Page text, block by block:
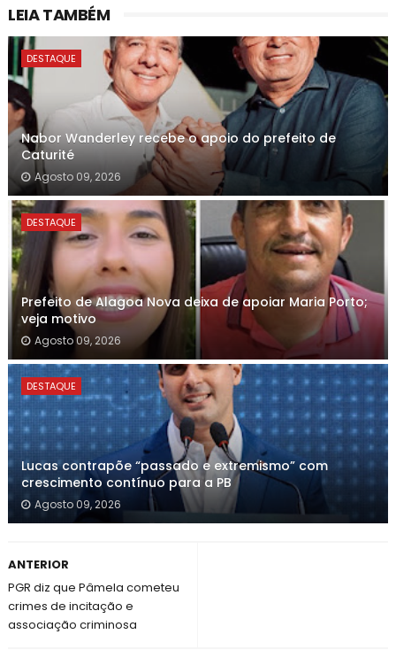
LEIA TAMBÉM
DESTAQUE
Nabor Wanderley recebe o apoio do prefeito de
Caturité
Agosto 09, 2026
DESTAQUE
Prefeito de Alagoa Nova deixa de apoiar Maria Porto;
veja motivo
Agosto 09, 2026
DESTAQUE
Lucas contrapõe “passado e extremismo” com
crescimento contínuo para a PB
Agosto 09, 2026
ANTERIOR
PGR diz que Pâmela cometeu
crimes de incitação e
associação criminosa